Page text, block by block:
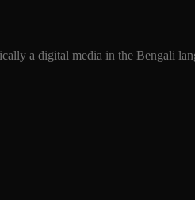
a digital media in the Bengali